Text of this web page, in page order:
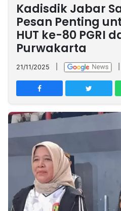
Nasional
International
Olahraga
Entertainment
Daerah
Pariwisata
Kuliner
Kolom
Network
PT
TREETAN
MULTIMEDIA
INDONESIA
Partner
Dinamikapost.com
Seedbacklink
Follow
Kabarbaru
Kadisdik Jabar
Pesan Penting
HUT ke-80 PGRI
Purwakarta
21/11/2025